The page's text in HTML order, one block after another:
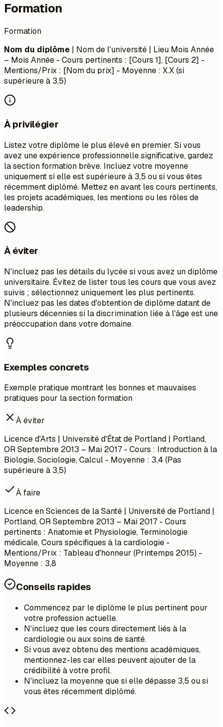
Formation
Formation
Nom du diplôme | Nom de l'université | Lieu Mois Année
– Mois Année - Cours pertinents : [Cours 1], [Cours 2] -
Mentions/Prix : [Nom du prix] - Moyenne : X.X (si
supérieure à 3,5)
À privilégier
Listez votre diplôme le plus élevé en premier. Si vous
avez une expérience professionnelle significative, gardez
la section formation brève. Incluez votre moyenne
uniquement si elle est supérieure à 3,5 ou si vous êtes
récemment diplômé. Mettez en avant les cours pertinents,
les projets académiques, les mentions ou les rôles de
leadership.
À éviter
N'incluez pas les détails du lycée si vous avez un diplôme
universitaire. Évitez de lister tous les cours que vous avez
suivis ; sélectionnez uniquement les plus pertinents.
N'incluez pas les dates d'obtention de diplôme datant de
plusieurs décennies si la discrimination liée à l'âge est une
préoccupation dans votre domaine.
Exemples concrets
Exemple pratique montrant les bonnes et mauvaises
pratiques pour la section formation
À éviter
Licence d'Arts | Université d'État de Portland | Portland,
ORSeptembre 2013 – Mai 2017 - Cours : Introduction à la
Biologie, Sociologie, Calcul - Moyenne : 3,4 (Pas
supérieure à 3,5)
À faire
Licence en Sciences de la Santé | Université de Portland |
Portland, ORSeptembre 2013 – Mai 2017 - Cours
pertinents : Anatomie et Physiologie, Terminologie
médicale, Cours spécifiques à la cardiologie -
Mentions/Prix : Tableau d'honneur (Printemps 2015) -
Moyenne : 3,8
Conseils rapides
Commencez par le diplôme le plus pertinent pour
votre profession actuelle.
N'incluez que les cours directement liés à la
cardiologie ou aux soins de santé.
Si vous avez obtenu des mentions académiques,
mentionnez-les car elles peuvent ajouter de la
crédibilité à votre profil.
N'incluez la moyenne que si elle dépasse 3,5 ou si
vous êtes récemment diplômé.